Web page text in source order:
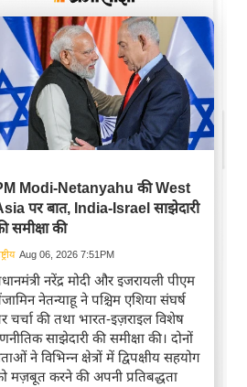
Modi-Netanyahu की West
पर बात, India-Israel साझेदारी
समीक्षा की
Aug 06, 2026 7:51PM
नरेंद्र मोदी और इजरायली पीएम
नेतन्याहू ने पश्चिम एशिया संघर्ष
चर्चा की तथा भारत-इज़राइल विशेष
साझेदारी की समीक्षा की। दोनों
ने विभिन्न क्षेत्रों में द्विपक्षीय सहयोग
मज़बूत करने की अपनी प्रतिबद्धता